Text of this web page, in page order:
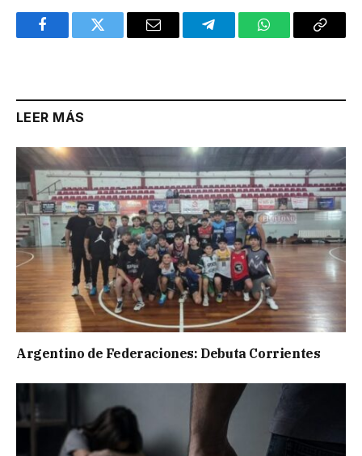
FacebookTwitter Email TelegramWhatsAppCopy
LEER MÁS
Argentino de Federaciones: Debuta Corrientes